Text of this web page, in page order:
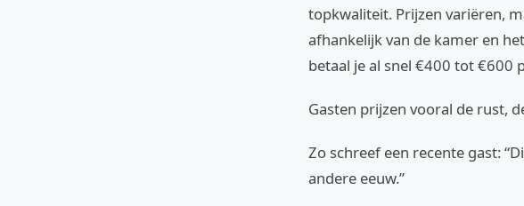
topkwaliteit. Prijzen variëren,
afhankelijk van de kamer en
betaal je al snel €400 tot €600
Gasten prijzen vooral de rust,
Zo schreef een recente gast:
andere eeuw.”